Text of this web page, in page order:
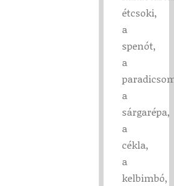
étcsoki,
a
spenót,
a
a
sárgarépa,
a
cékla,
a
kelbimbó,